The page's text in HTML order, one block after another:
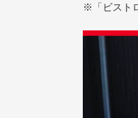
※「ビスト